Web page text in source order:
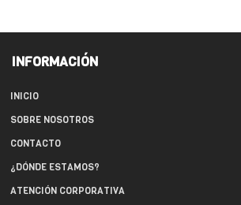
INFORMACIÓN
INICIO
SOBRE NOSOTROS
CONTACTO
¿DÓNDE ESTAMOS?
ATENCIÓN CORPORATIVA